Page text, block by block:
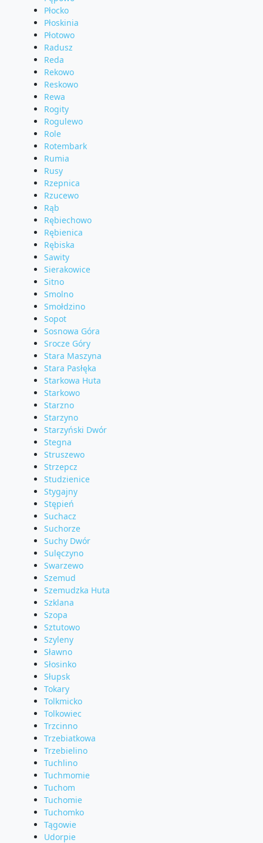
Płocko
Płoskinia
Płotowo
Radusz
Reda
Rekowo
Reskowo
Rewa
Rogity
Rogulewo
Role
Rotembark
Rumia
Rusy
Rzepnica
Rzucewo
Rąb
Rębiechowo
Rębienica
Rębiska
Sawity
Sierakowice
Sitno
Smolno
Smołdzino
Sopot
Sosnowa Góra
Srocze Góry
Stara Maszyna
Stara Pasłęka
Starkowa Huta
Starkowo
Starzno
Starzyno
Starzyński Dwór
Stegna
Struszewo
Strzepcz
Studzienice
Stygajny
Stępień
Suchacz
Suchorze
Suchy Dwór
Sulęczyno
Swarzewo
Szemud
Szemudzka Huta
Szklana
Szopa
Sztutowo
Szyleny
Sławno
Słosinko
Słupsk
Tokary
Tolkmicko
Tolkowiec
Trzcinno
Trzebiatkowa
Trzebielino
Tuchlino
Tuchmomie
Tuchom
Tuchomie
Tuchomko
Tągowie
Udorpie